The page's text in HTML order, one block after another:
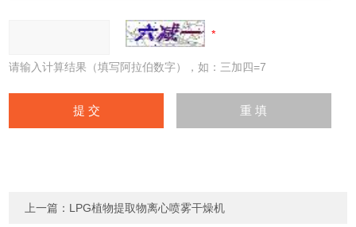
请输入计算结果（填写阿拉伯数字），如：三加四=7
上一篇： LPG植物提取物离心喷雾干燥机